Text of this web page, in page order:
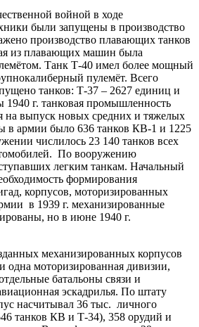
войной в ходе
были запущены в производство
производство плавающих танков
из плавающих машин была
Танк Т-40 имел более мощный
пулемёт. Всего
танков: Т-37 – 2627 единиц и
1940 г. танковая промышленность
на выпуск новых средних и тяжелых
в армии было 636 танков КВ-1 и 1225
числилось 23 140 танков всех
По вооружению
легким танкам. Начальный
формирования
корпусов, моторизированных
в 1939 г. механизированные
но в июне 1940 г.
механизированных корпусов
одна моторизированная дивизии,
батальоны связи и
эскадрилья. По штату
насчитывал 36 тыс. личного
танков КВ и Т-34), 358 орудий и